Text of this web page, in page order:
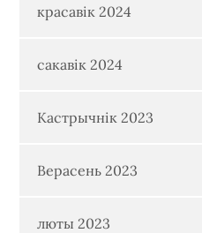
красавік 2024
сакавік 2024
Кастрычнік 2023
Верасень 2023
люты 2023